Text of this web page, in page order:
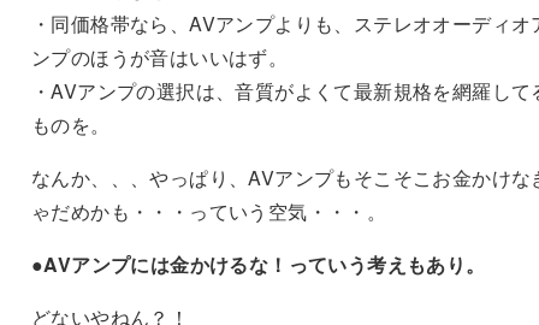
・同価格帯なら、AVアンプよりも、ステレオオーディオ
ンプのほうが音はいいはず。
・AVアンプの選択は、音質がよくて最新規格を網羅して
ものを。
なんか、、、やっぱり、AVアンプもそこそこお金かけな
ゃだめかも・・・っていう空気・・・。
●AVアンプには金かけるな！っていう考えもあり。
どないやねん？！